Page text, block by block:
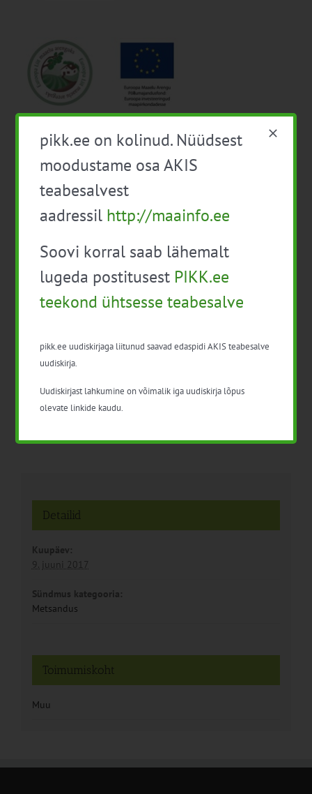
Facebook
X LinkedIn
Email
koolitus-põllupäev Kuusiku
Katsekeskuses
„HOOLDUSRAIED“
Detailid
Kuupäev:
9. juuni 2017
Sündmus kategooria:
Metsandus
Toimumiskoht
Muu
pikk.ee on kolinud. Nüüdsest
moodustame osa AKIS
teabesalvest
aadressil http://maainfo.ee
Soovi korral saab lähemalt
lugeda postitusest PIKK.ee
teekond ühtsesse teabesalve
pikk.ee uudiskirjaga liitunud saavad edaspidi AKIS teabesalve
uudiskirja.
Uudiskirjast lahkumine on võimalik iga uudiskirja lõpus
olevate linkide kaudu.